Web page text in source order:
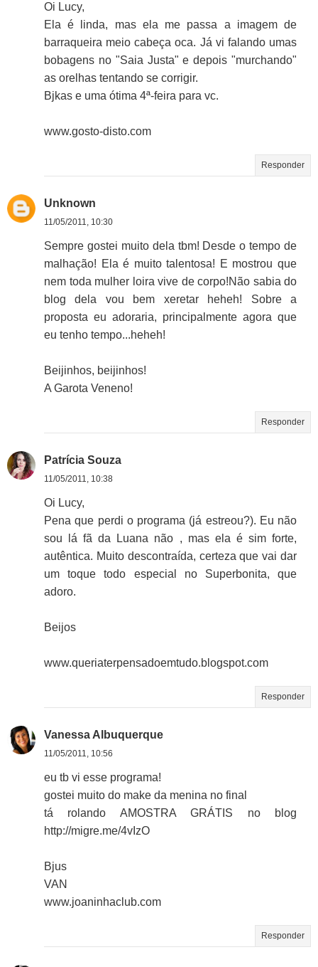
Oi Lucy,
Ela é linda, mas ela me passa a imagem de
barraqueira meio cabeça oca. Já vi falando umas
bobagens no "Saia Justa" e depois "murchando"
as orelhas tentando se corrigir.
Bjkas e uma ótima 4ª-feira para vc.
www.gosto-disto.com
Responder
Unknown
11/05/2011, 10:30
Sempre gostei muito dela tbm! Desde o tempo de
malhação! Ela é muito talentosa! E mostrou que
nem toda mulher loira vive de corpo!Não sabia do
blog dela vou bem xeretar heheh! Sobre a
proposta eu adoraria, principalmente agora que
eu tenho tempo...heheh!
Beijinhos, beijinhos!
A Garota Veneno!
Responder
Patrícia Souza
11/05/2011, 10:38
Oi Lucy,
Pena que perdi o programa (já estreou?). Eu não
sou lá fã da Luana não , mas ela é sim forte,
autêntica. Muito descontraída, certeza que vai dar
um toque todo especial no Superbonita, que
adoro.
Beijos
www.queriaterpensadoemtudo.blogspot.com
Responder
Vanessa Albuquerque
11/05/2011, 10:56
eu tb vi esse programa!
gostei muito do make da menina no final
tá rolando AMOSTRA GRÁTIS no blog
http://migre.me/4vIzO
Bjus
VAN
www.joaninhaclub.com
Responder